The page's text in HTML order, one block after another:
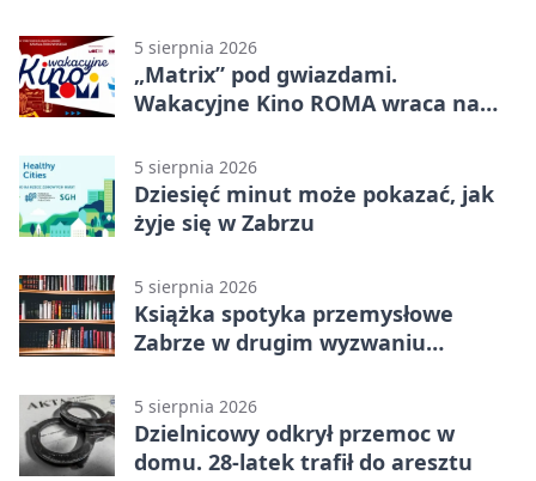
5 sierpnia 2026
„Matrix” pod gwiazdami.
Wakacyjne Kino ROMA wraca na
5 sierpnia 2026
Dziesięć minut może pokazać, jak
żyje się w Zabrzu
5 sierpnia 2026
Książka spotyka przemysłowe
Zabrze w drugim wyzwaniu
5 sierpnia 2026
Dzielnicowy odkrył przemoc w
domu. 28-latek trafił do aresztu